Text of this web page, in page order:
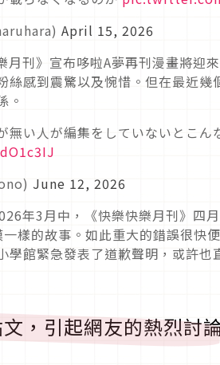
April 15, 2026
月刊》宣布哆啦A夢再刊漫畫將迎
絲感到震驚以及惋惜。但在最近
。
無い人が編集をしていないとこん
June 12, 2026
年3月中，《快樂快樂月刊》四
樣的故事。如此重大的錯誤很快
學館緊急發表了道歉聲明，或許也
，引起網友的熱烈討